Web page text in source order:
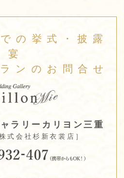
の挙式・披露
宴
ンのお問合せ
ラリーカリヨン三重
式会社杉新衣裳店］